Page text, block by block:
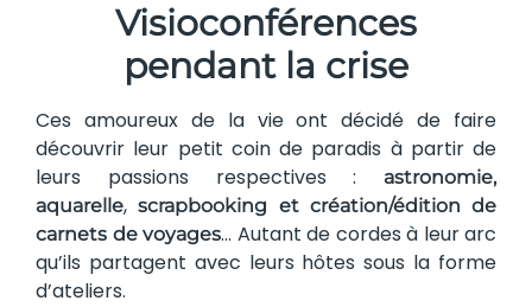
Visioconférences
pendant la crise
Ces amoureux de la vie ont décidé de faire
découvrir leur petit coin de paradis à partir de
leurs passions respectives :
astronomie,
aquarelle,scrapbooking et création/édition de
carnets de voyages… Autant de cordes à leur arc
qu’ils partagent avec leurs hôtes sous la forme
d’ateliers.